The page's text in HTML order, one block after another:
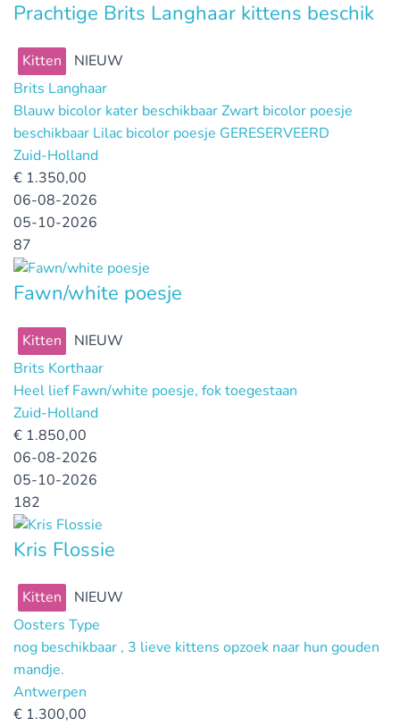
Prachtige Brits Langhaar kittens beschik
Kitten
NIEUW
Brits Langhaar
Blauw bicolor kater beschikbaar Zwart bicolor poesje
beschikbaar Lilac bicolor poesje GERESERVEERD
Zuid-Holland
€ 1.350,00
06-08-2026
05-10-2026
87
Fawn/white poesje
Kitten
NIEUW
Brits Korthaar
Heel lief Fawn/white poesje, fok toegestaan
Zuid-Holland
€ 1.850,00
06-08-2026
05-10-2026
182
Kris Flossie
Kitten
NIEUW
Oosters Type
nog beschikbaar , 3 lieve kittens opzoek naar hun gouden
mandje.
Antwerpen
€ 1.300,00